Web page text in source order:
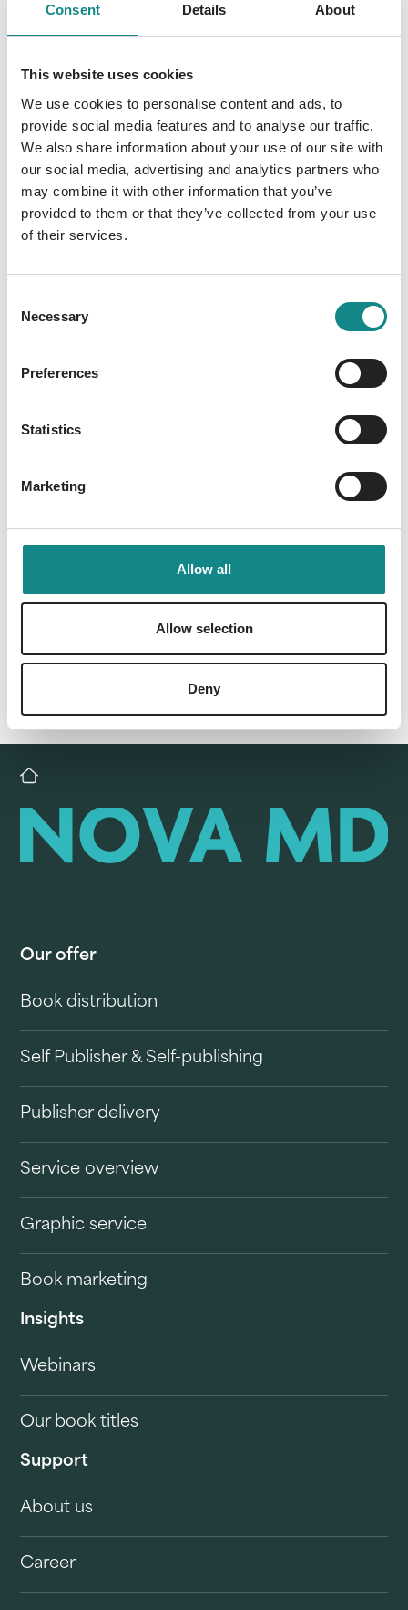
Consent Details About
This website uses cookies
We use cookies to personalise content and ads, to
provide social media features and to analyse our traffic.
We also share information about your use of our site with
our social media, advertising and analytics partners who
may combine it with other information that you’ve
provided to them or that they’ve collected from your use
of their services.
Selection
Necessary
Preferences
Statistics
Marketing
Allow all
Allow selection
Deny
Menschen, die ich liebe, vorgespielt, tot zu
sein. Dabei war ich immer bei ihnen. Ich habe
jedes Verbrechen mitbekommen, jedes
Spieldurchschaut, hinter jede Maske und in
jeden Abgrund gesehen. Ich habe jeden
Mord miterlebt. Ich weiß alles. Und jetzt
werde ich jetzt meine Wahrheit erzählen.
Auch wenn du glaubst, schon alles gehört zu
haben. Denn nichts ist so, wie es scheint. Vor
Back to overview
Our offer
Book distribution
Self Publisher & Self-publishing
Publisher delivery
Service overview
Graphic service
Book marketing
Insights
Webinars
Our book titles
Support
About us
Career